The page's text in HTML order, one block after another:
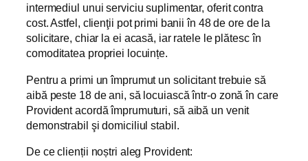
intermediul unui serviciu suplimentar, oferit contra
cost. Astfel, clienţii pot primi banii în 48 de ore de la
solicitare, chiar la ei acasă, iar ratele le plătesc în
comoditatea propriei locuințe.
Pentru a primi un împrumut un solicitant trebuie să
aibă peste 18 de ani, să locuiască într-o zonă în care
Provident acordă împrumuturi, să aibă un venit
demonstrabil şi domiciliul stabil.
De ce clienții noștri aleg Provident: